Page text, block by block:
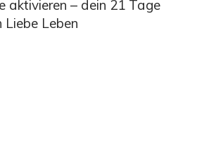
aktivieren – dein 21 Tage
Leben